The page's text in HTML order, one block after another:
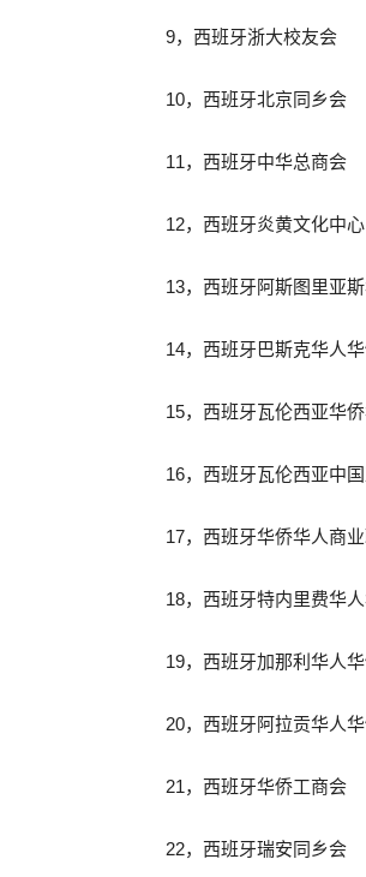
9，西班牙浙大校友会
10，西班牙北京同乡会
11，西班牙中华总商会
12，西班牙炎黄文化中心
13，西班牙阿斯图里亚
14，西班牙巴斯克华人
15，西班牙瓦伦西亚华
16，西班牙瓦伦西亚中
17，西班牙华侨华人商
18，西班牙特内里费华
19，西班牙加那利华人
20，西班牙阿拉贡华人
21，西班牙华侨工商会
22，西班牙瑞安同乡会